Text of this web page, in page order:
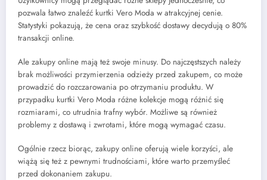
pozwala łatwo znaleźć kurtki Vero Moda w atrakcyjnej cenie.
Statystyki pokazują, że cena oraz szybkość dostawy decydują o 80%
transakcji online.
Ale zakupy online mają też swoje minusy. Do najczęstszych należy
brak możliwości przymierzenia odzieży przed zakupem, co może
prowadzić do rozczarowania po otrzymaniu produktu. W
przypadku kurtki Vero Moda różne kolekcje mogą różnić się
rozmiarami, co utrudnia trafny wybór. Możliwe są również
problemy z dostawą i zwrotami, które mogą wymagać czasu.
Ogólnie rzecz biorąc, zakupy online oferują wiele korzyści, ale
wiążą się też z pewnymi trudnościami, które warto przemyśleć
przed dokonaniem zakupu.